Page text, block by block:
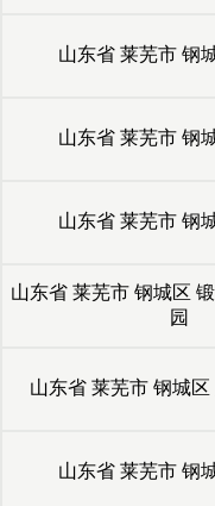
山东省 莱芜市 钢
山东省 莱芜市 钢
山东省 莱芜市 钢
山东省 莱芜市 钢城区
园
山东省 莱芜市 钢城区
山东省 莱芜市 钢